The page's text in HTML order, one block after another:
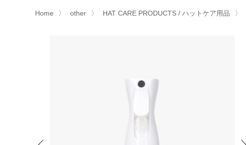
Home 〉 other 〉 HAT CARE PRODUCTS / ハットケア用品 〉